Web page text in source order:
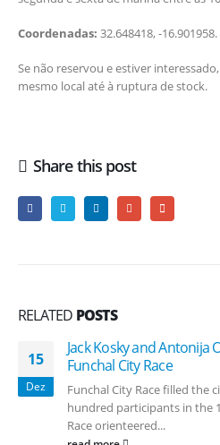
Coordenadas: 32.648418, -16.901958.
Se não reservou e estiver
mesmo local até à ruptura de stock.
Share this post
RELATED POSTS
15
Dez
Jack Kosky and Antonija
Funchal City Race
Funchal City Race filled the
hundred participants in the
Race orienteered...